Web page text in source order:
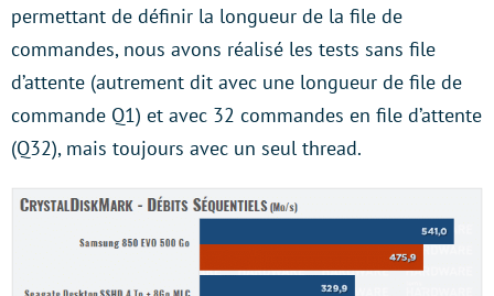
permettant de définir la longueur de la file de
commandes, nous avons réalisé les tests sans file
d’attente (autrement dit avec une longueur de file de
commande Q1) et avec 32 commandes en file d’attente
(Q32), mais toujours avec un seul thread.